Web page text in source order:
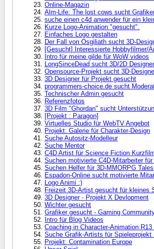
Online-Magazin
Alm-Life: The lost cows sucht
suche einen c4d anwender für ein
Kurze Logo-Animation "gesucht".
Einfaches Logo gestalten
Der Fall von Osgiliath sucht 3D-
[Gesucht] Interessierte Hobbyfilmer/
Intro für meine gilde für WoW videos
LongSinceDead sucht 3D/2D Designer
Opensource-Projekt sucht 3D-
3D Designer für Projekt gesucht
programmers-choice.de sucht
Technischer Admin gesucht
Referenzfotos
3D Film "Ghordan" sucht
[Projekt : Paragon]
Virtuelles Studio für WebTV Angebot
Projekt: Galerie für Charakter-Design
Suche Autositz-Modelleur
Suche Mentor
C4D Artist für Science Fiction
Suchen motivierte C4D-Mitarbeiter
Suchen Helfer für 3D-MMORPG
Espadon-Online sucht motivierte
Logo Animi :)
Freizeit 3D-Artist gesucht für kleines
3D Designer - Projekt X Devlopment
Wichter gesucht
Grafiker gesucht - Gaming
Intro für Blog Videos
Coaching in Character-Animation
Suche Grafik-Artists für Spieleprojekt
Projekt: Contamination Europe